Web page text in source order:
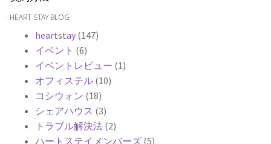
韓国不動産情報
よくある質問
Heartee
· HEART STAY BLOG
heartstay (147)
イベント (6)
イベントレビュー (1)
オフィステル (10)
コシウォン (18)
シェアハウス (3)
トラブル解決法 (2)
ハートステイメンバーズ (5)